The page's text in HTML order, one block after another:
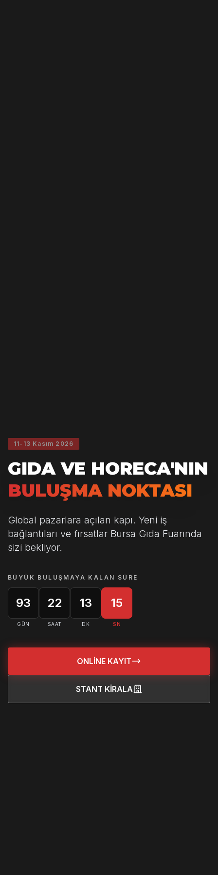
11-13 Kasım 2026
GIDA VE HORECA'NIN
BULUŞMA NOKTASI
Global pazarlara açılan kapı. Yeni iş
bağlantıları ve fırsatlar Bursa Gıda Fuarında
sizi bekliyor.
BÜYÜK BULUŞMAYA KALAN SÜRE
93
GÜN
22
SAAT
13
DK
14
SN
ONLİNE KAYIT
STANT KİRALA